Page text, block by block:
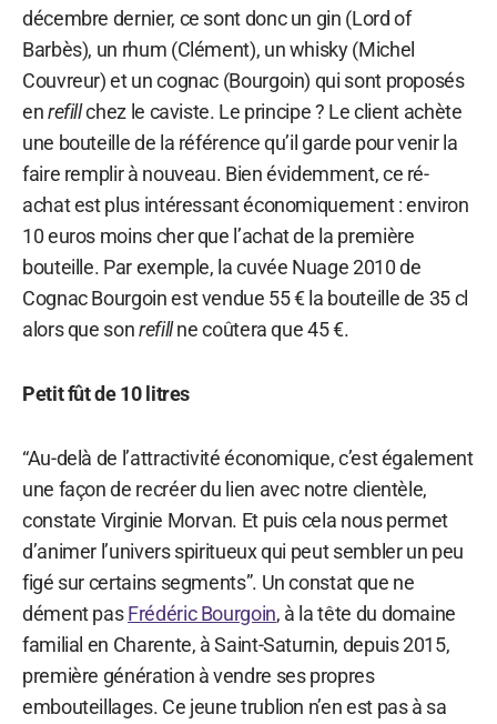
décembre dernier, ce sont donc un gin (Lord of
Barbès), un rhum (Clément), un whisky (Michel
Couvreur) et un cognac (Bourgoin) qui sont proposés
enrefillchez le caviste. Le principe ? Le client achète
une bouteille de la référence qu’il garde pour venir la
faire remplir à nouveau. Bien évidemment, ce ré-
achat est plus intéressant économiquement : environ
10 euros moins cher que l’achat de la première
bouteille. Par exemple, la cuvée Nuage 2010 de
Cognac Bourgoin est vendue 55 € la bouteille de 35 cl
alors que sonrefillne coûtera que 45 €.
Petit fût de 10 litres
“Au-delà de l’attractivité économique, c’est également
une façon de recréer du lien avec notre clientèle,
constate Virginie Morvan. Et puis cela nous permet
d’animer l’univers spiritueux qui peut sembler un peu
figé sur certains segments”. Un constat que ne
dément pasFrédéric Bourgoin, à la tête du domaine
familial en Charente, à Saint-Saturnin, depuis 2015,
première génération à vendre ses propres
embouteillages. Ce jeune trublion n’en est pas à sa